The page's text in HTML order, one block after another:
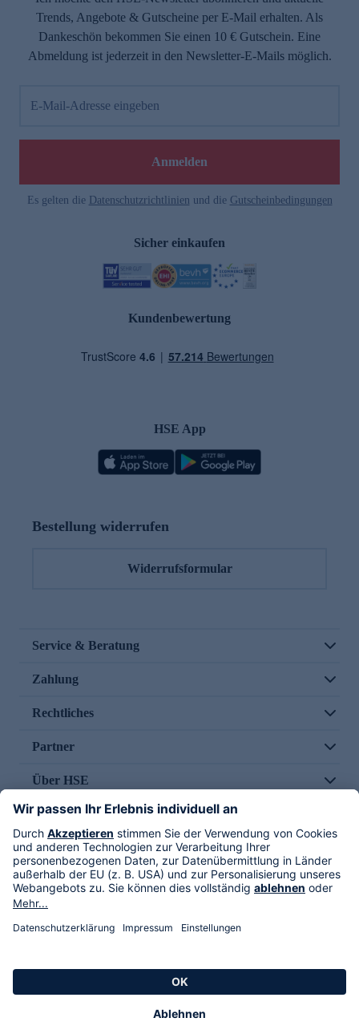
Trends, Angebote & Gutscheine per E-Mail erhalten. Als
Dankeschön bekommen Sie einen 10 € Gutschein. Eine
Abmeldung ist jederzeit in den Newsletter-E-Mails möglich.
E-Mail-Adresse eingeben
Anmelden
Es gelten die Datenschutzrichtlinien und die Gutscheinbedingungen
Sicher einkaufen
Kundenbewertung
HSE App
Bestellung widerrufen
Widerrufsformular
Service & Beratung
Zahlung
Rechtliches
Partner
Über HSE
Im TV
HSE International